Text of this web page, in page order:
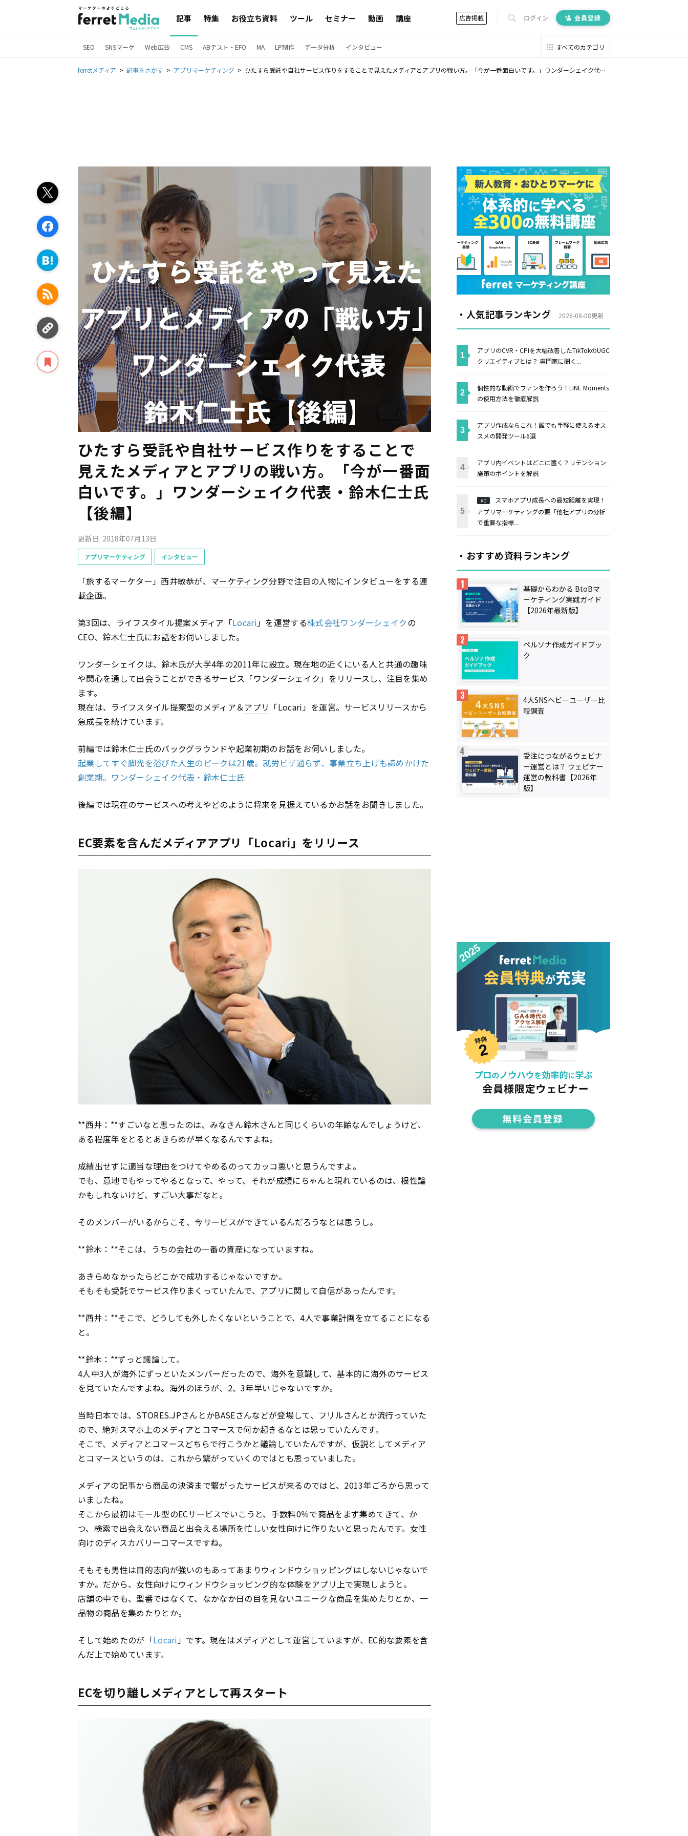
記事 特集 お役立ち資料 ツール セミナー 動画 講座 広告掲載 ログイン 会員登録
SEO SNSマーケ Web広告 CMS ABテスト・EFO MA LP制作 データ分析 インタビュー すべてのカテゴリ
ferretメディア 記事をさがす アプリマーケティング ひたすら受託や自社サービス作りをすることで見えたメディアとアプリの戦い方。「今が一番面白いです。」ワンダーシェイク代表・鈴木仁士氏【後編】
ひたすら受託や自社サービス作りをすることで
見えたメディアとアプリの戦い方。「今が一番面
白いです。」ワンダーシェイク代表・鈴木仁士氏
【後編】
更新日: 2018年07月13日
アプリマーケティング インタビュー
「旅するマーケター」西井敏恭が、 マーケティング分野で注目の人物にインタビューをする連
載企画。
第3回は、ライフスタイル提案メディア「Locari」を運営する株式会社ワンダーシェイクの
CEO、鈴木仁士氏にお話をお伺いしました。
ワンダーシェイクは、鈴木氏が大学4年の2011年に設立。現在地の近くにいる人と共通の趣味
や関心を通して出会うことができるサービス「ワンダーシェイク」をリリースし、注目を集め
ます。
現在は、ライフスタイル提案型のメディア＆アプリ 「Locari」を運営。サービスリリースから
急成長を続けています。
前編では鈴木仁士氏のバックグラウンドや起業初期のお話をお伺いしました。
起業してすぐ脚光を浴びた人生のピークは21歳。就労ビザ通らず、事業立ち上げも諦めかけた
創業期。ワンダーシェイク代表・鈴木仁士氏
後編では現在のサービスへの考えやどのように将来を見据えているかお話をお聞きしました。
EC要素を含んだメディアアプリ「Locari」をリリース
**西井：**すごいなと思ったのは、みなさん鈴木さんと同じくらいの年齢なんでしょうけど、
ある程度年をとるとあきらめが早くなるんですよね。
成績出せずに適当な理由をつけてやめるのってカッコ悪いと思うんですよ。
でも、意地でもやってやるとなって、やって、それが成績にちゃんと現れているのは、根性論
かもしれないけど、すごい大事だなと。
そのメンバーがいるからこそ、今サービスができているんだろうなとは思うし。
**鈴木：**そこは、うちの会社の一番の資産になっていますね。
あきらめなかったらどこかで成功するじゃないですか。
そもそも受託でサービス作りまくっていたんで、 アプリ に関して自信があったんです。
**西井：**そこで、どうしても外したくないということで、4人で事業計画を立てることになる
と。
**鈴木：**ずっと議論して。
4人中3人が海外にずっといたメンバーだったので、海外を意識して、基本的に海外のサービス
を見ていたんですよね。海外のほうが、2、3年早いじゃないですか。
当時日本では、STORES.JPさんとかBASEさんなどが登場して、フリルさんとか流行っていた
ので、絶対スマホ上のメディアとコマースで何か起きるなとは思っていたんです。
そこで、メディアとコマースどちらで行こうかと議論していたんですが、仮説としてメディア
とコマースというのは、これから繋がっていくのではとも思っていました。
メディアの記事から商品の決済まで繋がったサービスが来るのではと、2013年ごろから思って
いましたね。
そこから最初はモール型のECサービスでいこうと、手数料0％で商品をまず集めてきて、か
つ、検索で出会えない商品と出会える場所を忙しい女性向けに作りたいと思ったんです。女性
向けのディスカバリーコマースですね。
そもそも男性は目的志向が強いのもあってあまりウィンドウショッピングはしないじゃないで
すか。だから、女性向けにウィンドウショッピング的な体験をアプリ上で実現しようと。
店舗の中でも、型番ではなくて、なかなか日の目を見ないユニークな商品を集めたりとか、一
品物の商品を集めたりとか。
そして始めたのが「Locari」です。現在はメディアとして運営していますが、EC的な要素を含
んだ上で始めています。
ECを切り離しメディアとして再スタート
・人気記事ランキング 2026-08-08更新
アプリのCVR・CPIを大幅改善したTikTokのUGC
クリエイティブとは？ 専門家に聞く...
個性的な動画でファンを作ろう！LINE Moments
の使用方法を徹底解説
アプリ作成ならこれ！誰でも手軽に使えるオス
スメの開発ツール6選
アプリ内イベントはどこに置く？リテンション
施策のポイントを解説
AD
スマホアプリ成長への最短距離を実現！
アプリマーケティングの要「他社アプリの分析
で重要な指標...
・おすすめ資料ランキング
基礎からわかる BtoBマ
ーケティング実践ガイド
【2026年最新版】
ペルソナ作成ガイドブッ
ク
4大SNSヘビーユーザー比
較調査
受注につながるウェビナ
ー運営とは？ ウェビナー
運営の教科書【2026年
版】